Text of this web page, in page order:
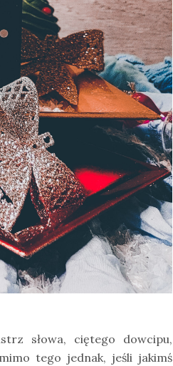
słowa, ciętego dowcipu,
tego jednak, jeśli jakimś